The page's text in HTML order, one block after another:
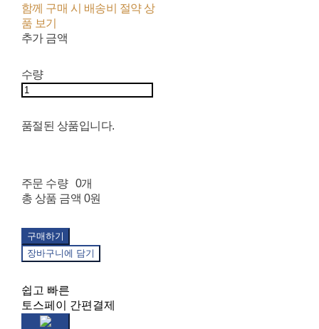
함께 구매 시 배송비 절약 상
품 보기
추가 금액
수량
품절된 상품입니다.
주문 수량
0개
총 상품 금액 0원
구매하기
장바구니에 담기
쉽고 빠른
토스페이 간편결제